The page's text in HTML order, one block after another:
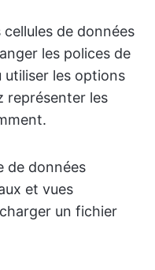
de données
les polices de
utiliser les options
représenter les
de données
et vues
un fichier